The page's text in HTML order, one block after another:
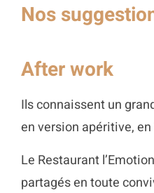
Nos
After work
Ils connaissent un
en version apéritive,
Le Restaurant
partagés en toute